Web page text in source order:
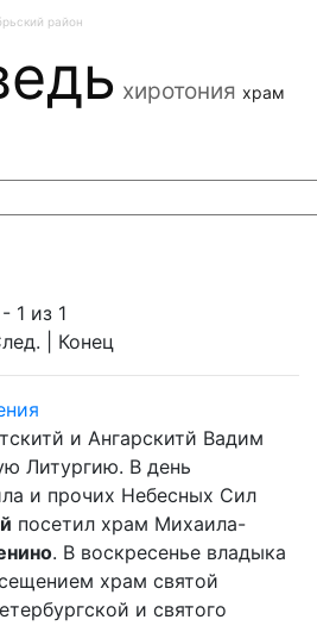
район
хиротония храм
1 из 1
| Конец
и Ангарскитй Вадим
Литургию. В день
и прочих Небесных Сил
посетил храм Михаила-
. В воскресенье владыка
храм святой
и святого